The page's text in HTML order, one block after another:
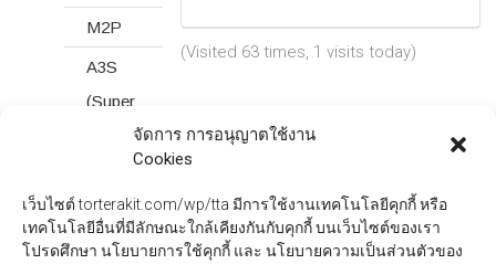
จัดการ การอนุญาตใช้งาน
Cookies
เว็บไซต์ torterakit.com/wp/tta มีการใช้งานเทคโนโลยีคุกกี้ หรือ
เทคโนโลยีอื่นที่มีลักษณะใกล้เคียงกันกับคุกกี้ บนเว็บไซต์ของเรา
โปรดศึกษา นโยบายการใช้คุกกี้ และ นโยบายความเป็นส่วนตัวของ
(Visited 63 times, 1 visits today)
←
M2P
A3S
(Super
Luminosity
M2S
(Super